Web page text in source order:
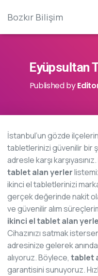
Bozkır Bilişim
Eyüpsultan
Published by
İstanbul’un gözde
tabletlerinizi güvenilir bir
adresle karşı
tablet alan yerler
ikinci el tabletlerinizi
gerçek değerinde nakit
ve güvenilir alım
ikinci el tablet alan
Cihazınızı satmak
adresinize gelerek
alıyoruz. Böylece, tablet
garantisini sunuyoruz.